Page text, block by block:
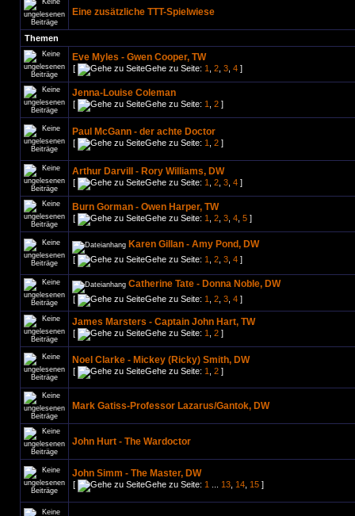
Eine zusätzliche TTT-Spielwiese
Themen
Eve Myles - Gwen Cooper, TW
[ Gehe zu Seite: 1 2 3 4 ]
Jenna-Louise Coleman
[ Gehe zu Seite: 1 2 ]
Paul McGann - der achte Doctor
[ Gehe zu Seite: 1 2 ]
Arthur Darvill - Rory Williams, DW
[ Gehe zu Seite: 1 2 3 4 ]
Burn Gorman - Owen Harper, TW
[ Gehe zu Seite: 1 2 3 4 5 ]
Karen Gillan - Amy Pond, DW
[ Gehe zu Seite: 1 2 3 4 ]
Catherine Tate - Donna Noble, DW
[ Gehe zu Seite: 1 2 3 4 ]
James Marsters - Captain John Hart, TW
[ Gehe zu Seite: 1 2 ]
Noel Clarke - Mickey (Ricky) Smith, DW
[ Gehe zu Seite: 1 2 ]
Mark Gatiss-Professor Lazarus/Gantok, DW
John Hurt - The Wardoctor
John Simm - The Master, DW
[ Gehe zu Seite: 1 13 14 15 ]